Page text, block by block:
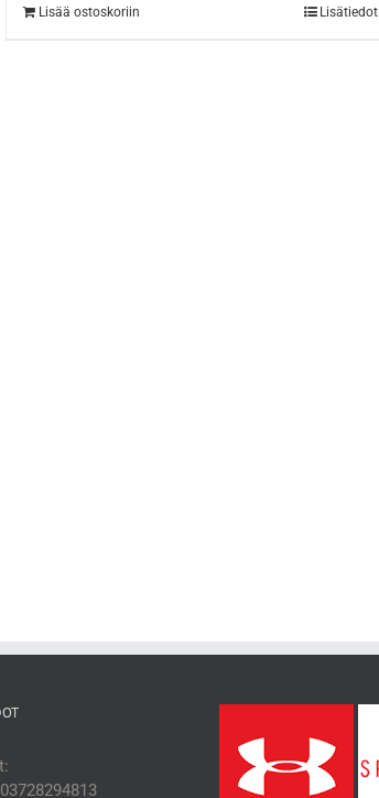
Lisää ostoskoriin Lisätiedot